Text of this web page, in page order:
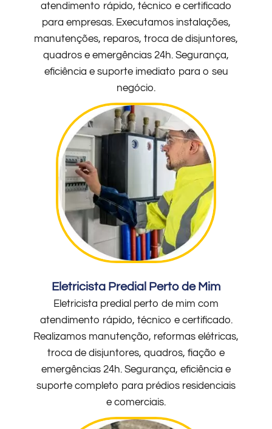
atendimento rápido, técnico e certificado
para empresas. Executamos instalações,
manutenções, reparos, troca de disjuntores,
quadros e emergências 24h. Segurança,
eficiência e suporte imediato para o seu
negócio.
Eletricista Predial Perto de Mim
Eletricista predial perto de mim com
atendimento rápido, técnico e certificado.
Realizamos manutenção, reformas elétricas,
troca de disjuntores, quadros, fiação e
emergências 24h. Segurança, eficiência e
suporte completo para prédios residenciais
e comerciais.